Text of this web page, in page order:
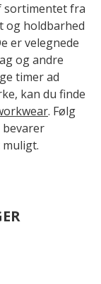
sortimentet fra
og holdbarhed
er velegnede
og andre
timer ad
kan du finde
. Følg
bevarer